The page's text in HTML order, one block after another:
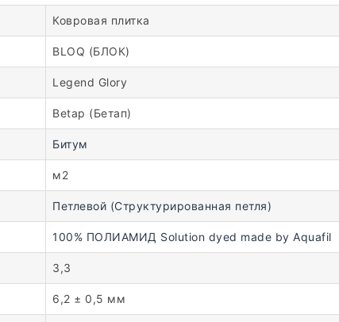
Ковровая плитка
BLOQ (БЛОК)
Legend Glory
Betap (Бетап)
Битум
м2
Петлевой (Структурированная петля)
100% ПОЛИАМИД Solution dyed made by Aquafil
3,3
6,2 ± 0,5 мм